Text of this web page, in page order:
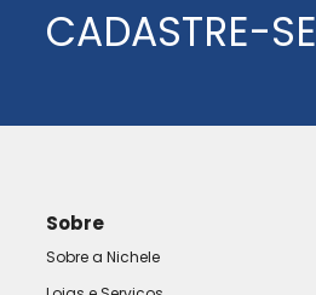
CADASTRE-SE
Sobre
Sobre a Nichele